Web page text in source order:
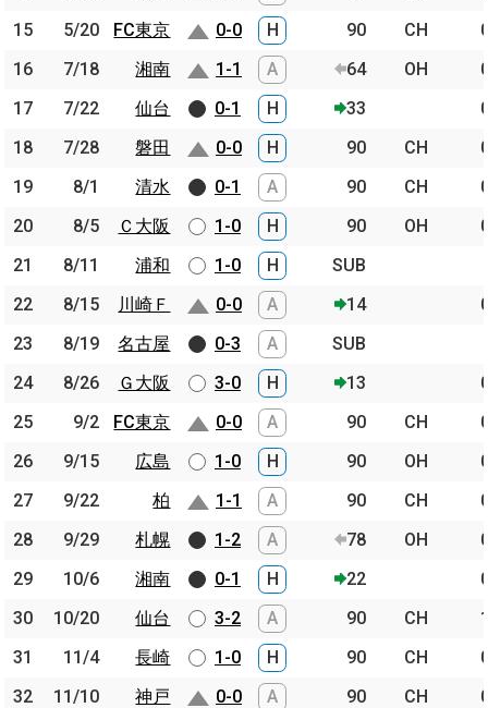
15
5/20 FC東京 0-0 H 90 CH
16
7/18 湘南 1-1 A 64 OH
17
7/22 仙台 0-1 H 33
18
7/28 磐田 0-0 H 90 CH
19
8/1 清水 0-1 A 90 CH
20
8/5 Ｃ大阪 1-0 H 90 OH
21
8/11 浦和 1-0 H
SUB
22
8/15 川崎Ｆ 0-0 A 14
23
8/19 名古屋 0-3 A
SUB
24
8/26 Ｇ大阪 3-0 H 13
25
9/2 FC東京 0-0 A 90 CH
26
9/15 広島 1-0 H 90 OH
27
9/22 柏 1-1 A 90 CH
28
9/29 札幌 1-2 A 78 OH
29
10/6 湘南 0-1 H 22
30
10/20 仙台 3-2 A 90 CH
31
11/4 長崎 1-0 H 90 CH
32
11/10 神戸 0-0 A 90 CH
15
5/20
FC東京
16
7/18
湘南
17
7/22
仙台
18
7/28
磐田
19
8/1
清水
20
8/5
Ｃ大阪
21
8/11
浦和
22
8/15
川崎Ｆ
23
8/19
名古屋
24
8/26
Ｇ大阪
25
9/2
FC東京
26
9/15
広島
27
9/22
柏
28
9/29
札幌
29
10/6
湘南
30
10/20
仙台
31
11/4
長崎
32
11/10 神戸